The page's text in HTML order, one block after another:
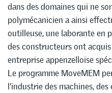
dans des domaines qui ne
polymécanicien a ainsi
outilleuse, une laborante en
des constructeurs ont acquis
entreprise appenzelloise
Le programme MoveMEM
l’industrie des machines,